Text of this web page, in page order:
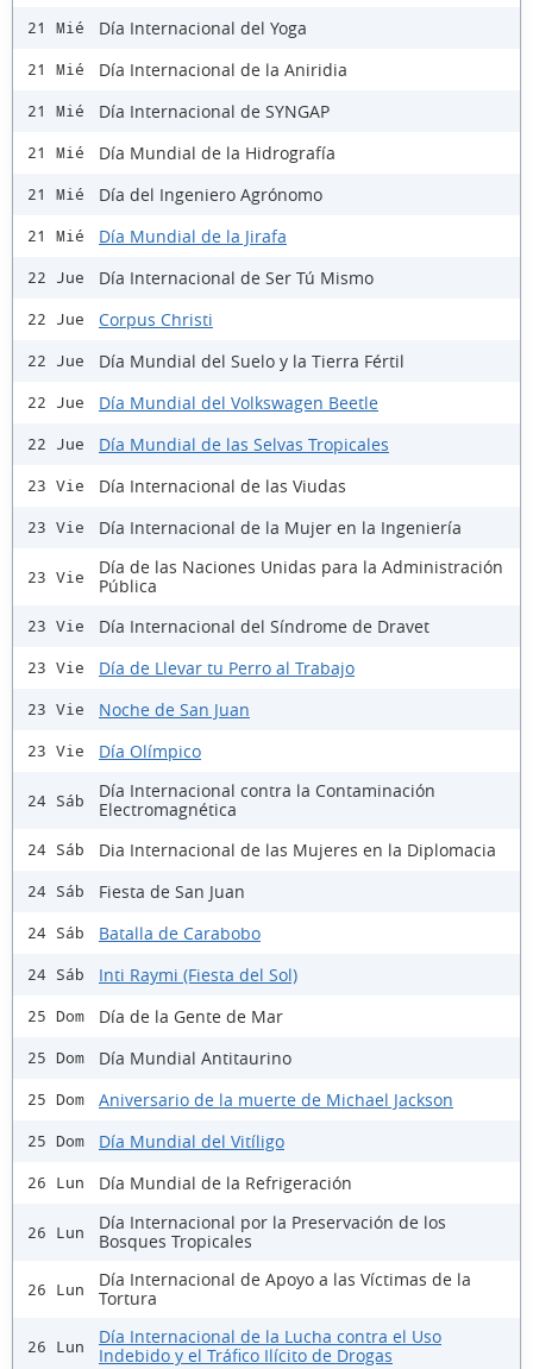
21 Mié Día Internacional del Yoga
21 Mié Día Internacional de la Aniridia
21 Mié Día Internacional de SYNGAP
21 Mié Día Mundial de la Hidrografía
21 Mié Día del Ingeniero Agrónomo
21 Mié Día Mundial de la Jirafa
22 Jue Día Internacional de Ser Tú Mismo
22 Jue Corpus Christi
22 Jue Día Mundial del Suelo y la Tierra Fértil
22 Jue Día Mundial del Volkswagen Beetle
22 Jue Día Mundial de las Selvas Tropicales
23 Vie Día Internacional de las Viudas
23 Vie Día Internacional de la Mujer en la Ingeniería
23 Vie
Día de las Naciones Unidas para la Administración
Pública
23 Vie Día Internacional del Síndrome de Dravet
23 Vie Día de Llevar tu Perro al Trabajo
23 Vie Noche de San Juan
23 Vie Día Olímpico
24 Sáb
Día Internacional contra la Contaminación
Electromagnética
24 Sáb Dia Internacional de las Mujeres en la Diplomacia
24 Sáb Fiesta de San Juan
24 Sáb Batalla de Carabobo
24 Sáb Inti Raymi (Fiesta del Sol)
25 Dom Día de la Gente de Mar
25 Dom Día Mundial Antitaurino
25 Dom Aniversario de la muerte de Michael Jackson
25 Dom Día Mundial del Vitíligo
26 Lun Día Mundial de la Refrigeración
26 Lun
Día Internacional por la Preservación de los
Bosques Tropicales
26 Lun
Día Internacional de Apoyo a las Víctimas de la
Tortura
26 Lun
Día Internacional de la Lucha contra el Uso
Indebido y el Tráfico Ilícito de Drogas